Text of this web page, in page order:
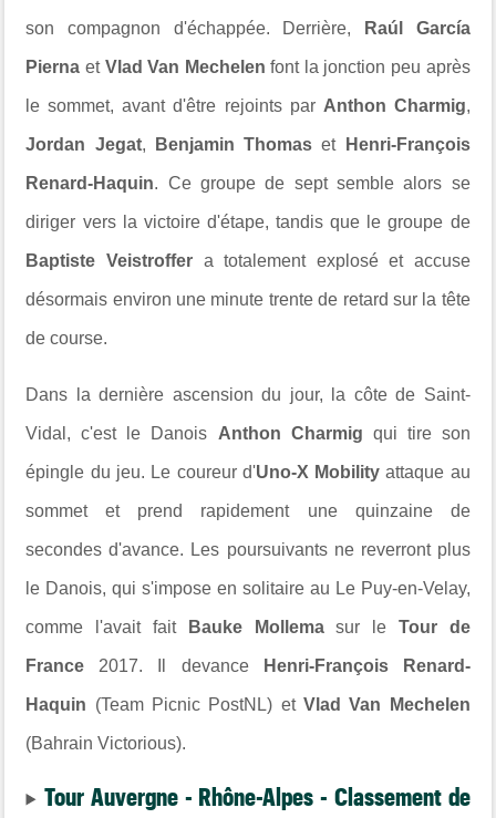
son compagnon d'échappée. Derrière, Raúl García
Pierna et Vlad Van Mechelen font la jonction peu après
le sommet, avant d'être rejoints par Anthon Charmig,
Jordan Jegat, Benjamin Thomas et Henri-François
Renard-Haquin. Ce groupe de sept semble alors se
diriger vers la victoire d'étape, tandis que le groupe de
Baptiste Veistroffer a totalement explosé et accuse
désormais environ une minute trente de retard sur la tête
de course.
Dans la dernière ascension du jour, la côte de Saint-
Vidal, c'est le Danois Anthon Charmig qui tire son
épingle du jeu. Le coureur d'Uno-X Mobility attaque au
sommet et prend rapidement une quinzaine de
secondes d'avance. Les poursuivants ne reverront plus
le Danois, qui s'impose en solitaire au Le Puy-en-Velay,
comme l'avait fait Bauke Mollemasur le Tour de
France 2017. Il devance Henri-François Renard-
Haquin (Team Picnic PostNL) et Vlad Van Mechelen
(Bahrain Victorious).
Tour Auvergne - Rhône-Alpes - Classement de